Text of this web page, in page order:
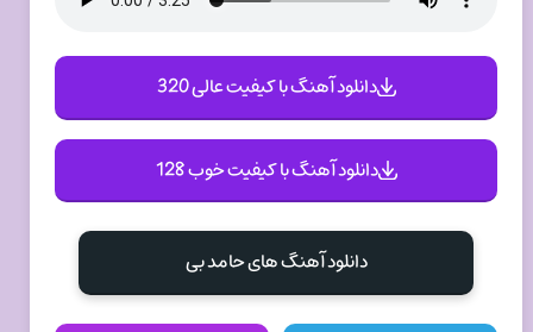
دانلود آهنگ با کیفیت عالی 320
دانلود آهنگ با کیفیت خوب 128
دانلود آهنگ های حامد بی